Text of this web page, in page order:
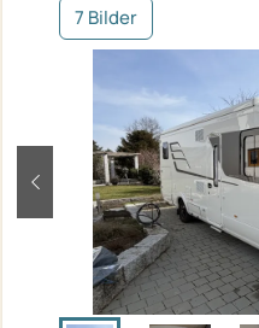
7 Bilder
zurück